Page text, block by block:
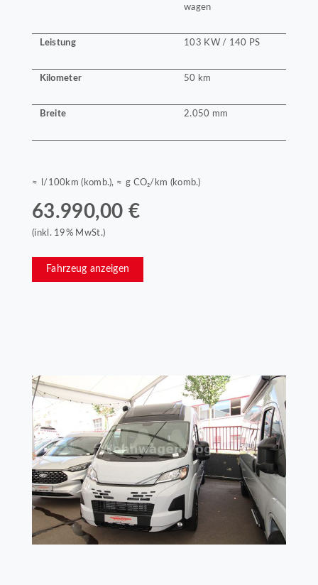
wagen
Leistung 103 KW / 140 PS
Kilometer 50 km
Breite 2.050 mm
≈ l/100km (komb.), ≈ g CO₂/km (komb.)
63.990,00 €
(inkl. 19% MwSt.)
Fahrzeug anzeigen